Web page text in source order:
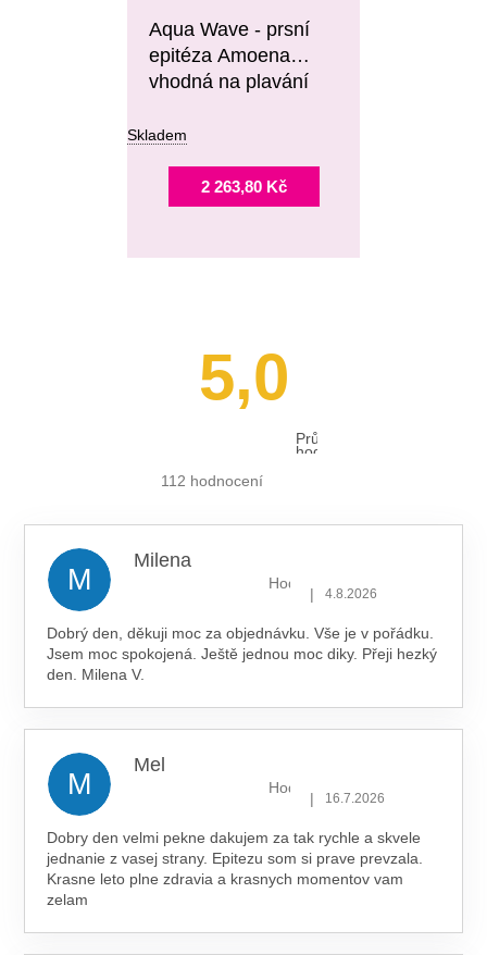
Aqua Wave - prsní
epitéza Amoena
vhodná na plavání
Skladem
2 263,80 Kč
5,0
Průměrné
hodnocení
112 hodnocení
M
Milena
Hodnocení obchodu je 5 z 5
| 4.8.2026
Dobrý den, děkuji moc za objednávku. Vše je v pořádku.
Jsem moc spokojená. Ještě jednou moc diky. Přeji hezký
den. Milena V.
M
Mel
Hodnocení obchodu je 5 z 5
| 16.7.2026
Dobry den velmi pekne dakujem za tak rychle a skvele
jednanie z vasej strany. Epitezu som si prave prevzala.
Krasne leto plne zdravia a krasnych momentov vam
zelam